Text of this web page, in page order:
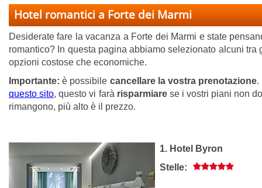
Hotel romantici a Forte dei Marmi
Desiderate fare la vacanza a Forte dei Marmi e state
romantico? In questa pagina abbiamo selezionato alcuni
opzioni costose che economiche.
Importante: è possibile cancellare la vostra prenotazione.
questo sito, questo vi farà risparmiarese i vostri piani non
rimangono, più alto è il prezzo.
1. Hotel Byron
Stelle: